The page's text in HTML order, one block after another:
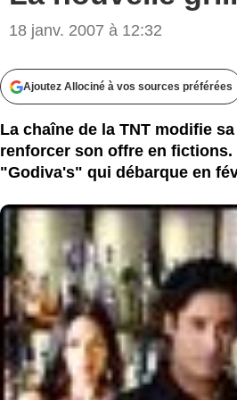
18 janv. 2007 à 12:32
Ajoutez Allociné à vos sources préférées
La chaîne de la TNT modifie
renforcer son offre en
"Godiva's" qui débarque en